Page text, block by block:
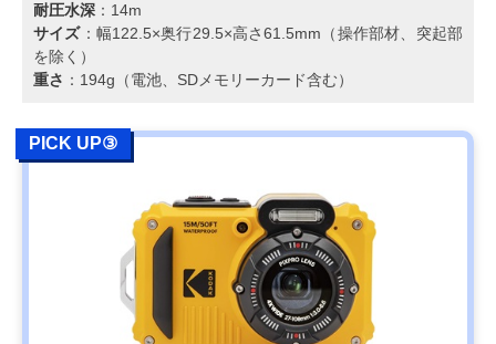
耐圧水深 ：14m
サイズ：幅122.5×奥行29.5×高さ61.5mm（操作部材、突起部
を除く）
重さ ：194g（電池、SDメモリーカード含む）
PICK UP③